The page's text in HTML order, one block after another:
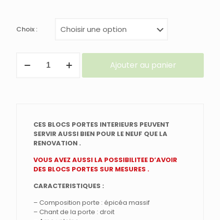
Choix :
MODELE
Ajouter au panier
CES BLOCS PORTES INTERIEURS PEUVENT
SERVIR AUSSI BIEN POUR LE NEUF QUE LA
RENOVATION .
VOUS AVEZ AUSSI LA POSSIBILITEE D’AVOIR
DES BLOCS PORTES SUR MESURES .
CARACTERISTIQUES :
– Composition porte : épicéa massif
– Chant de la porte : droit